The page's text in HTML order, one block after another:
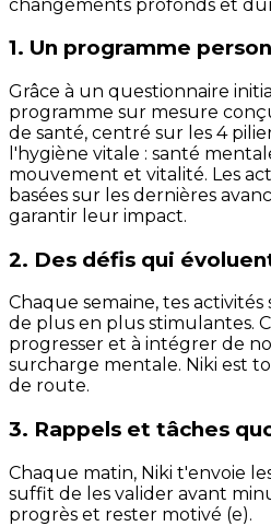
changements profonds et
1. Un programme
Grâce à un questionnaire
programme sur mesure
de santé, centré sur les 4
l'hygiène vitale : santé
mouvement et vitalité. Les
basées sur les dernières
garantir leur impact.
2. Des défis qui
Chaque semaine, tes
de plus en plus stimulantes.
progresser et à intégrer de
surcharge mentale. Niki est
de route.
3. Rappels et tâches
Chaque matin, Niki t'envoie
suffit de les valider avant
progrès et rester motivé (e).